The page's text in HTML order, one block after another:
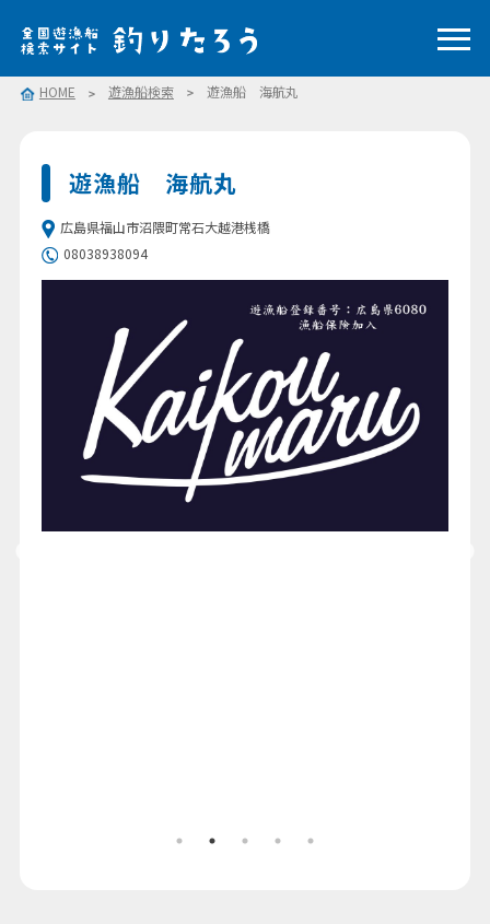
HOME 遊漁船検索 遊漁船 海航丸
遊漁船 海航丸
広島県福山市沼隈町常石大越港桟橋
08038938094